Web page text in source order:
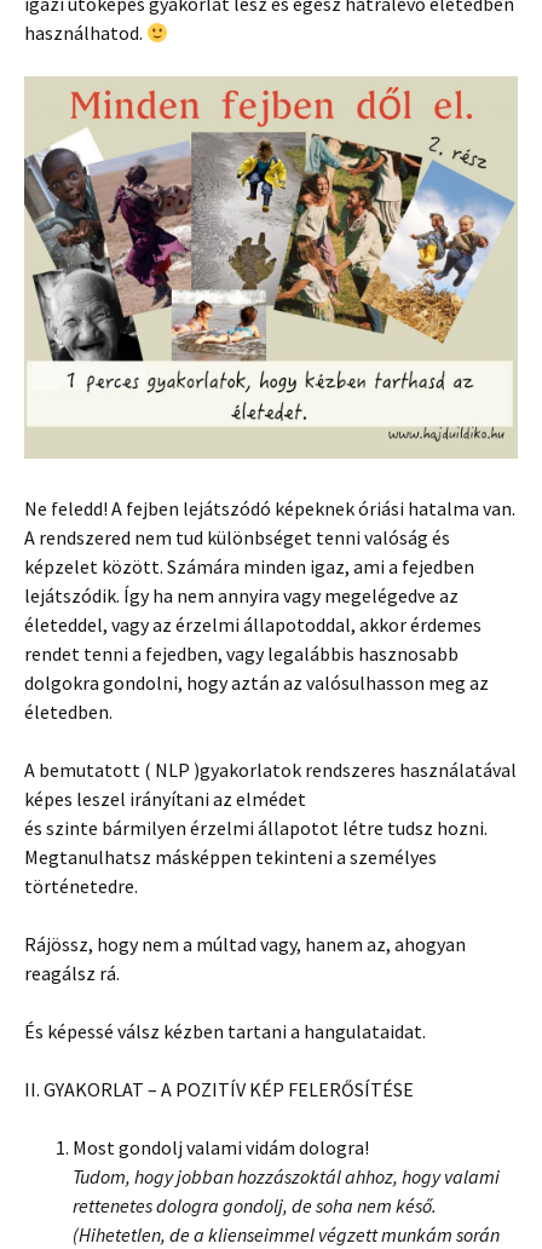
használhatod.
Ne feledd! A fejben lejátszódó képeknek óriási hatalma van.
A rendszered nem tud különbséget tenni valóság és
képzelet között. Számára minden igaz, ami a fejedben
lejátszódik. Így ha nem annyira vagy megelégedve az
életeddel, vagy az érzelmi állapotoddal, akkor érdemes
rendet tenni a fejedben, vagy legalábbis hasznosabb
dolgokra gondolni, hogy aztán az valósulhasson meg az
életedben.
A bemutatott ( NLP )gyakorlatok rendszeres használatával
képes leszel irányítani az elmédet
és szinte bármilyen érzelmi állapotot létre tudsz hozni.
Megtanulhatsz másképpen tekinteni a személyes
történetedre.
Rájössz, hogy nem a múltad vagy, hanem az, ahogyan
reagálsz rá.
És képessé válsz kézben tartani a hangulataidat.
II. GYAKORLAT – A POZITÍV KÉP FELERŐSÍTÉSE
Most gondolj valami vidám dologra!
Tudom, hogy jobban hozzászoktál ahhoz, hogy valami
rettenetes dologra gondolj, de soha nem késő.
(Hihetetlen, de a klienseimmel végzett munkám során